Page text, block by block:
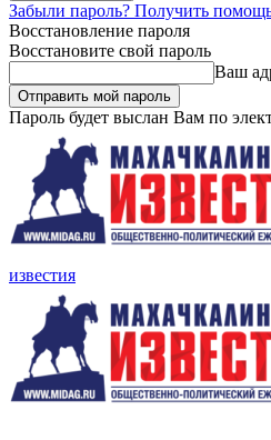
Забыли пароль? Получить
Восстановление пароля
Восстановите свой пароль
Ваш
Пароль будет выслан Вам по
известия